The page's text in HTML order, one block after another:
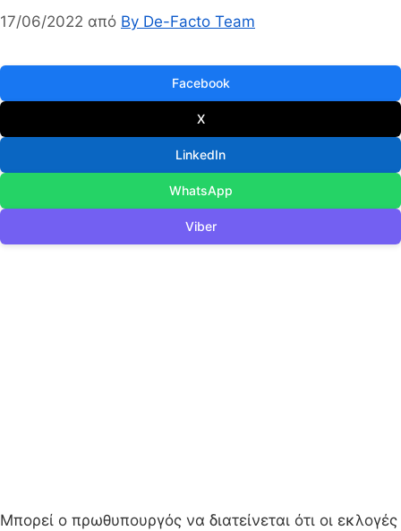
17/06/2022 από By De-Facto Team
Facebook
X
LinkedIn
WhatsApp
Viber
Μπορεί ο πρωθυπουργός να διατείνεται ότι οι εκλογές